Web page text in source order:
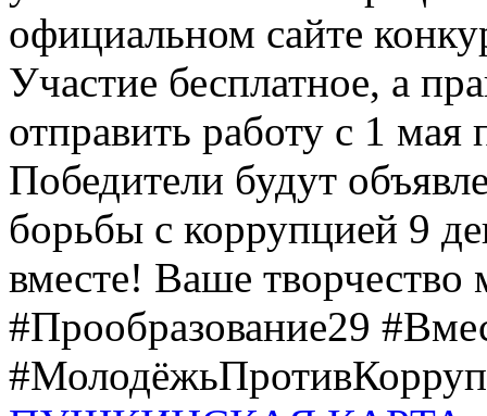
официальном сайте
Участие бесплатное, а
отправить работу с 1 мая
Победители будут
борьбы с коррупцией 9
вместе! Ваше творчество
#Прообразование29